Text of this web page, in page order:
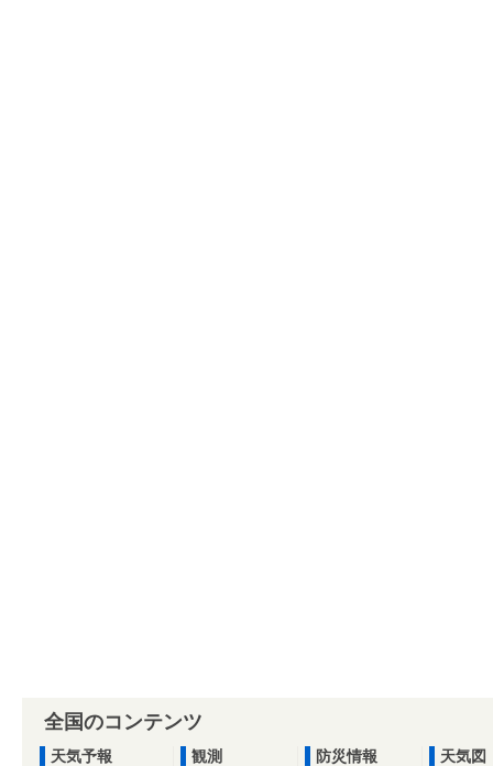
全国のコンテンツ
天気予報
観測
防災情報
天気図